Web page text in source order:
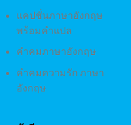
แคปชั่นภาษาอังกฤษ
พร้อมคำแปล
คำคมภาษาอังกฤษ
คำคมความรัก ภาษา
อังกฤษ